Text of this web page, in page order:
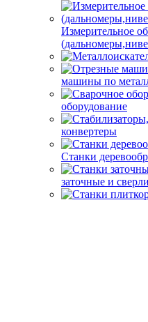
Измерительное
машины по
оборудование
конвертеры
Станки
заточные и